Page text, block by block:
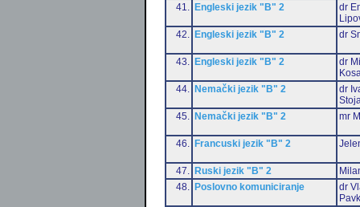
41.
Engleski jezik "B" 2
dr
42.
Engleski jezik "B" 2 dr
43. Engleski jezik "B" 2
dr
44.
Nemački jezik "B" 2
dr
45.
Nemački jezik "B" 2 mr
46. Francuski jezik "B" 2
47. Ruski jezik "B" 2
48.
Poslovno komuniciranje
dr